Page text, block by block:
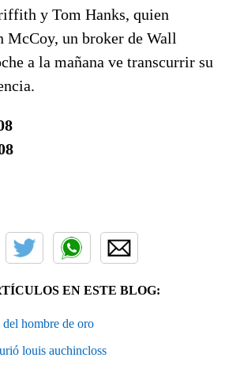
y Tom Hanks, quien
McCoy, un broker de Wall
a la mañana ve transcurrir su
EN ESTE BLOG:
del hombre de oro
louis auchincloss